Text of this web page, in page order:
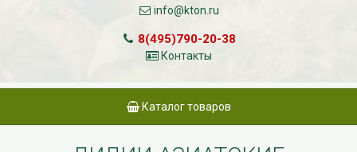
info@kton.ru
8(495)790-20-38
Контакты
Каталог товаров